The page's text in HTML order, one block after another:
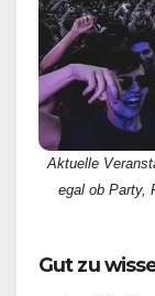
Aktuelle
egal ob Party,
Gut zu